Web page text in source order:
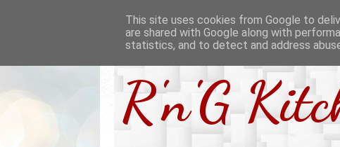
R'n'G
This site uses cookies from Google to
are shared with Google along with
statistics, and to detect and address